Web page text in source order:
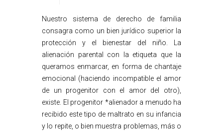
Nuestro sistema de derecho de familia
consagra como un bien jurídico superior la
protección y el bienestar del niño. La
alienación parental con la etiqueta que la
queramos enmarcar, en forma de chantaje
emocional (haciendo incompatible el amor
de un progenitor con el amor del otro),
existe. El progenitor *alienador a menudo ha
recibido este tipo de maltrato en su infancia
y lo repite, o bien muestra problemas, más o